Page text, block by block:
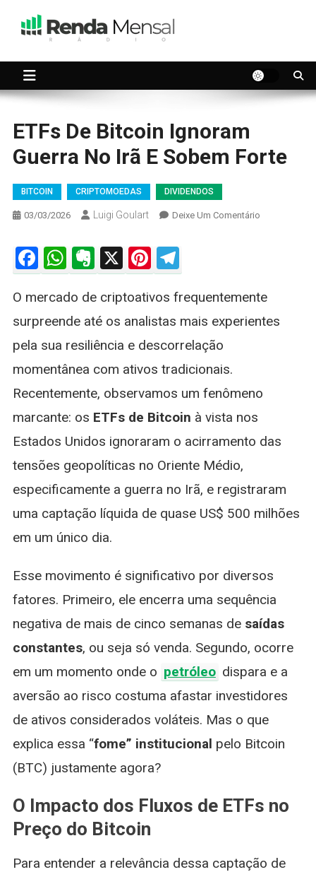
ETFs De Bitcoin Ignoram
Guerra No Irã E Sobem Forte
BITCOIN CRIPTOMOEDAS DIVIDENDOS
03/03/2026 Luigi Goulart Deixe Um ComentárioOn
Guerra
Irã
Facebook
WhatsApp
Evernote
X Pinterest
Telegram
O mercado de criptoativos frequentemente
surpreende até os analistas mais experientes
pela sua resiliência e descorrelação
momentânea com ativos tradicionais.
Recentemente, observamos um fenômeno
marcante: os ETFs de Bitcoin à vista nos
Estados Unidos ignoraram o acirramento das
tensões geopolíticas no Oriente Médio,
especificamente a guerra no Irã, e registraram
uma captação líquida de quase US$ 500 milhões
em um único dia.
Esse movimento é significativo por diversos
fatores. Primeiro, ele encerra uma sequência
negativa de mais de cinco semanas de saídas
constantes, ou seja só venda. Segundo, ocorre
em um momento onde o petróleo dispara e a
aversão ao risco costuma afastar investidores
de ativos considerados voláteis. Mas o que
explica essa “fome” institucional pelo Bitcoin
(BTC) justamente agora?
O Impacto dos Fluxos de ETFs no
Preço do Bitcoin
Para entender a relevância dessa captação de